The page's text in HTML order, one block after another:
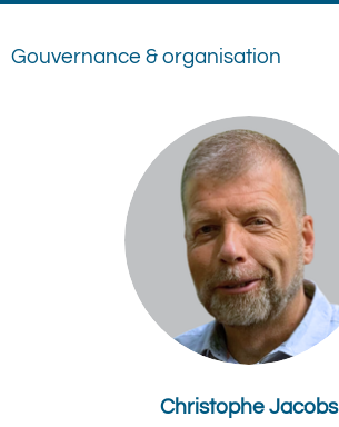
Gouvernance & organisation‌‍‌
Christophe Jacobs